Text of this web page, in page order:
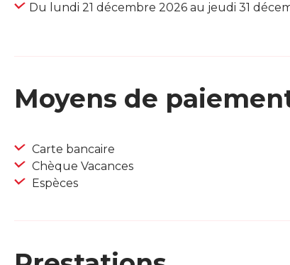
Du lundi 21 décembre 2026 au jeudi 31
Moyens de
Carte bancaire
Chèque Vacances
Espèces